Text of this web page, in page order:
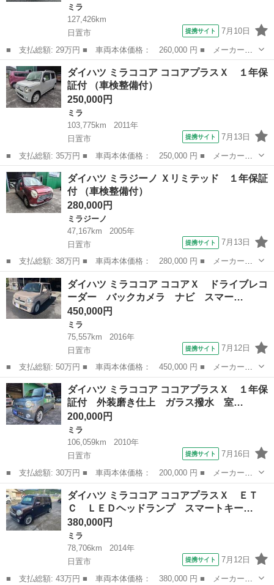
ミラ
127,426km
日置市
提携サイト 7月10日
■ 支払総額: 29万円 ■ 車両本体価格： 260,000 円 ■ メーカー
名： ダイハツ ■ 車種名： ミラココア ■ グレード名： ドラ
イブレコーダー バックカメラ ナビ ＴＶ スマートキー アイド
リングストップ ...
鹿児島 日置市
ダイハツ ミラココア ココアプラスＸ １年保
証付 （車検整備付）
250,000円
ミラ
103,775km
2011年
日置市
提携サイト 7月13日
■ 支払総額: 35万円 ■ 車両本体価格： 250,000 円 ■ メーカー
名： ダイハツ ■ 車種名： ミラココア ■ グレード名： ココア
プラスＸ １年保証付 ■ 排気量： 660cc ■ ドア枚数： 5D ■ ミ
ッ...
鹿児島 日置市
ダイハツ ミラジーノ Ｘリミテッド １年保証
付 （車検整備付）
280,000円
ミラジーノ
47,167km
2005年
日置市
提携サイト 7月13日
■ 支払総額: 38万円 ■ 車両本体価格： 280,000 円 ■ メーカー
名： ダイハツ ■ 車種名： ミラジーノ ■ グレード名： Ｘリミ
テッド １年保証付 ■ 排気量： 660cc ■ ドア枚数： 5D ■ ミッ
シ...
鹿児島 日置市 ミラジーノ
ダイハツ ミラココア ココアＸ ドライブレコ
ーダー バックカメラ ナビ スマー…
450,000円
ミラ
75,557km
2016年
日置市
提携サイト 7月12日
■ 支払総額: 50万円 ■ 車両本体価格： 450,000 円 ■ メーカー
名： ダイハツ ■ 車種名： ミラココア ■ グレード名： ココア
Ｘ ドライブレコーダー バックカメラ ナビ スマートキー アイ
ドリングストップ...
鹿児島 日置市
ダイハツ ミラココア ココアプラスＸ １年保
証付 外装磨き仕上 ガラス撥水 室…
200,000円
ミラ
106,059km
2010年
日置市
提携サイト 7月16日
■ 支払総額: 30万円 ■ 車両本体価格： 200,000 円 ■ メーカー
名： ダイハツ ■ 車種名： ミラココア ■ グレード名： ココア
プラスＸ １年保証付 外装磨き仕上 ガラス撥水 室内除菌クリー
ニング ■ 排気...
鹿児島 日置市
ダイハツ ミラココア ココアプラスＸ ＥＴ
Ｃ ＬＥＤヘッドランプ スマートキー…
380,000円
ミラ
78,706km
2014年
日置市
提携サイト 7月12日
■ 支払総額: 43万円 ■ 車両本体価格： 380,000 円 ■ メーカー